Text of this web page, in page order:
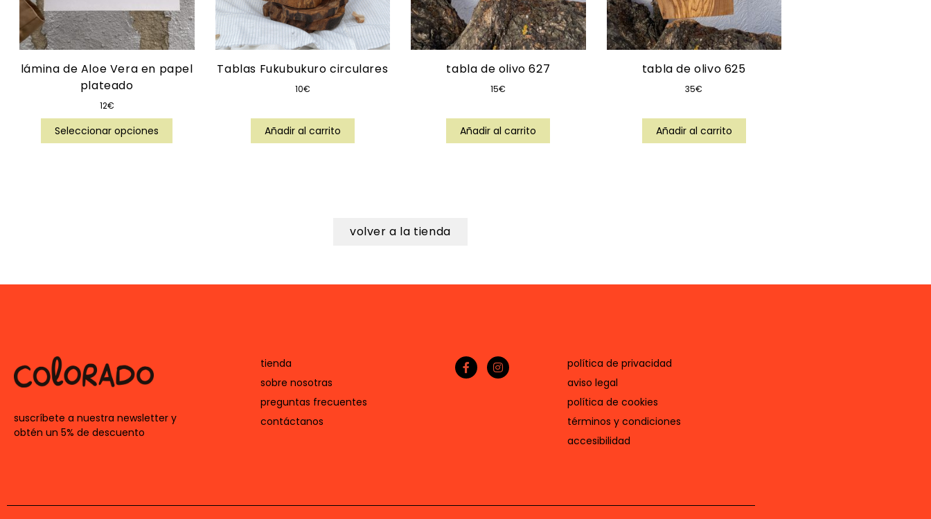
lámina de Aloe Vera en papel
plateado
12€
Seleccionar opciones
Tablas Fukubukuro circulares
10€
Añadir al carrito
tabla de olivo 627
15€
Añadir al carrito
tabla de olivo 625
35€
Añadir al carrito
volver a la tienda
suscríbete a nuestra newsletter y
obtén un 5% de descuento
tienda
sobre nosotras
preguntas frecuentes
contáctanos
política de privacidad
aviso legal
política de cookies
términos y condiciones
accesibilidad